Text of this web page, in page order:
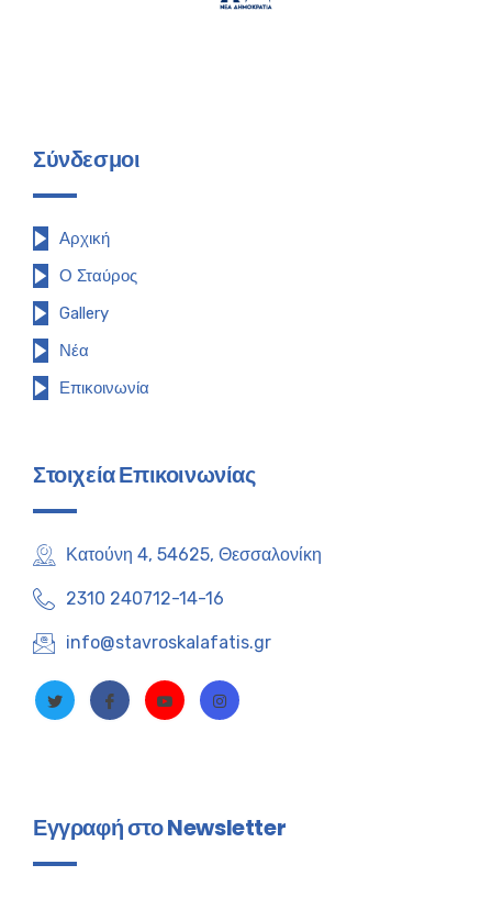
Σύνδεσμοι
Αρχική
Ο Σταύρος
Gallery
Νέα
Επικοινωνία
Στοιχεία Επικοινωνίας
Κατούνη 4, 54625, Θεσσαλονίκη
2310 240712-14-16
info@stavroskalafatis.gr
Εγγραφή στο Newsletter